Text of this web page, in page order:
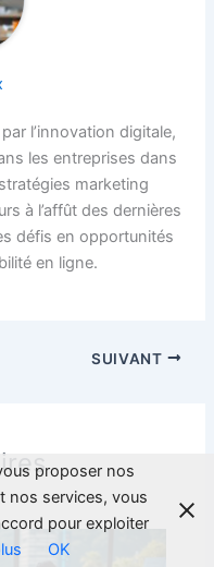
l’innovation digitale,
les entreprises dans
marketing
à l’affût des dernières
défis en opportunités
en ligne.
SUIVANT
proposer nos
nos services, vous
pour exploiter
OK